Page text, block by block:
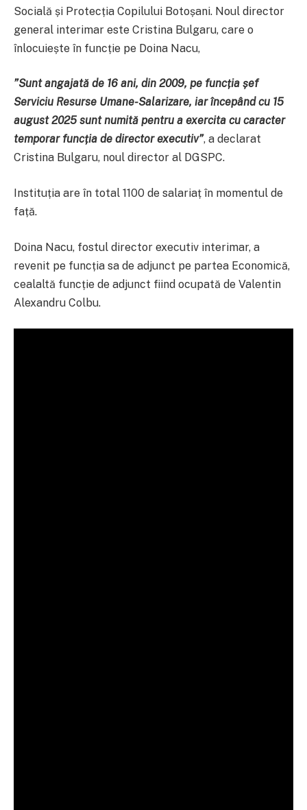
Socială și Protecția Copilului Botoșani. Noul director
general interimar este Cristina Bulgaru, care o
înlocuiește în funcție pe Doina Nacu,
”Sunt angajată de 16 ani, din 2009, pe funcția șef
Serviciu Resurse Umane-Salarizare, iar începând cu 15
august 2025 sunt numită pentru a exercita cu caracter
temporar funcția de director executiv”, a declarat
Cristina Bulgaru, noul director al DGSPC.
Instituția are în total 1100 de salariaț în momentul de
față.
Doina Nacu, fostul director executiv interimar, a
revenit pe funcția sa de adjunct pe partea Economică,
cealaltă funcție de adjunct fiind ocupată de Valentin
Alexandru Colbu.